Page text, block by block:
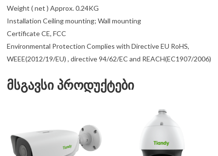
Weight ( net ) Approx. 0.24KG
Installation Ceiling mounting; Wall mounting
Certificate CE, FCC
Environmental Protection Complies with Directive EU RoHS,
WEEE(2012/19/EU) , directive 94/62/EC and REACH(EC1907/2006)
მსგავსი პროდუქტები